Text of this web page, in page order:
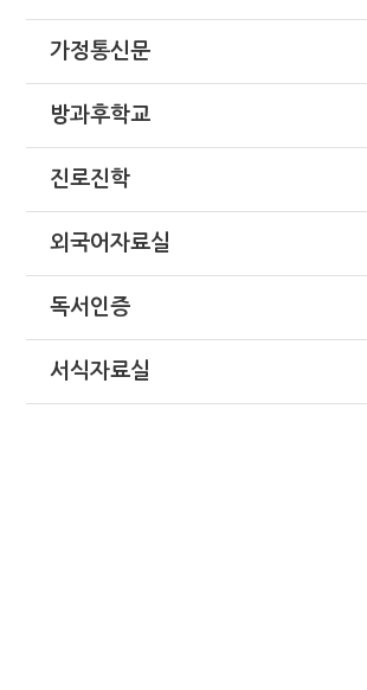
가정통신문
방과후학교
진로진학
외국어자료실
독서인증
서식자료실